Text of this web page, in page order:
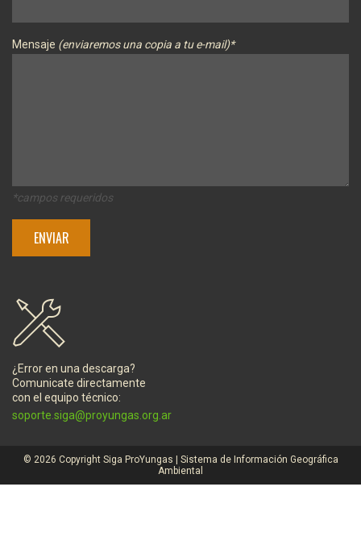
Mensaje (enviaremos una copia a tu e-mail)*
*campos requeridos
¿Error en una descarga?
Comunicate directamente
con el equipo técnico:
soporte.siga@proyungas.org.ar
© 2026 Copyright Siga ProYungas | Sistema de Información Geográfica
Ambiental